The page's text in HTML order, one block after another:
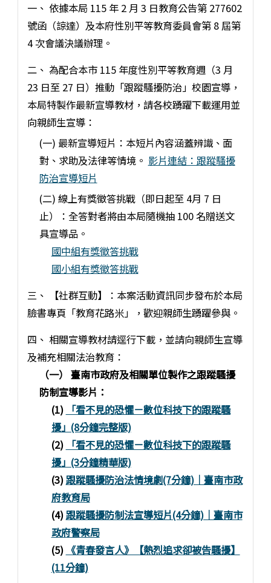
一、 依據本局 115 年 2 月 3 日教育公告第 277602
號函（諒達）及本府性別平等教育委員會第 8 屆第
4 次會議決議辦理。
二、 為配合本市 115 年度性別平等教育週（3 月
23 日至 27 日）推動「跟蹤騷擾防治」校園宣導，
本局特製作最新宣導教材，請各校踴躍下載運用並
向親師生宣導：
(一) 最新宣導短片：本短片內容涵蓋辨識、面
對、求助及法律等情境。 影片連結：跟蹤騷擾
防治宣導短片
(二) 線上有獎徵答挑戰（即日起至 4月 7 日
止）：全答對者將由本局隨機抽 100 名贈送文
具宣導品。
國中組有獎徵答挑戰
國小組有獎徵答挑戰
三、 【社群互動】：本案活動資訊同步發布於本局
臉書專頁「教育花路米」，歡迎親師生踴躍參與。
四、 相關宣導教材請逕行下載，並請向親師生宣導
及補充相關法治教育：
（一） 臺南市政府及相關單位製作之跟蹤騷擾
防制宣導影片：
(1) 「看不見的恐懼－數位科技下的跟蹤騷
擾」(8分鐘完整版)
(2) 「看不見的恐懼－數位科技下的跟蹤騷
擾」(3分鐘精華版)
(3)跟蹤騷擾防治法情境劇(7分鐘)｜臺南市政
府教育局
(4)跟蹤騷擾防制法宣導短片(4分鐘)｜臺南市
政府警察局
(5) 《青春發言人》【熱烈追求卻被告騷擾】
(11分鐘)